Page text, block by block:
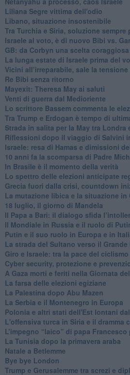
Liliana Segre vittima dell'odio
Libano, situazione insostenibile
Tra Turchia e Siria, soluzione sempre
Israele al voto, è di nuovo Bibi vs.
GB: da Corbyn una scelta
La lunga estate di Israele prima del
Vicini all’irreparabile, sale la
Re Bibi senza ritorno
Mayexit: Theresa May ai saluti
Venti di guerra dal Medioriente
Lo scrittore Bassem commenta le
Tra Trump e Erdogan è tempo di
Strada in salita per la May tra Londra
Riflessioni dopo il viaggio di Salvini
Israele: resa di Hamas e dimissioni
10 anni fa la scomparsa di Padre
In Brasile è il momento della verità
Lo spettro delle elezioni anticipate
Grecia fuori dalla crisi, countdown
La mutazione libica e la situazione in
18 luglio, il giorno di Mandela
Il Papa a Bari: il dialogo sfida
Il Mondiale in Russia e il ruolo di
Putin e il suo ruolo in Europa e in
La strada del Sultano verso il Grande
Giro e Israele: tra la pace del
Cyber security, protezione e
A Gaza morti e feriti nella Giornata
La farsa delle elezioni egiziane
La Palestina dopo Abu Mazen
La Serbia e il Montenegro in Europa
Polonia e altri stati dell'Est lontani
L'offensiva turca in Siria e il dramma
L’impegno “laico” di papa Francesco
La Tunisia dopo la primavera araba
Natale a Betlemme
Bye bye London
Trump e Gerusalemme tra screzi e